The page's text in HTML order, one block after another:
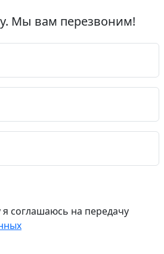
Мы вам перезвоним!
соглашаюсь на передачу